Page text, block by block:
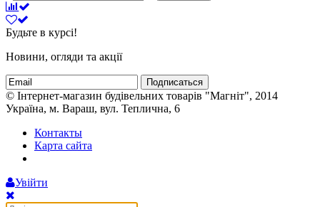
Будьте в курсі!
Новини, огляди та акції
Подписаться
© Інтернет-магазин будівельних товарів "Магніт", 2014
Україна, м. Вараш, вул. Теплична, 6
Контакты
Карта сайта
Увійти